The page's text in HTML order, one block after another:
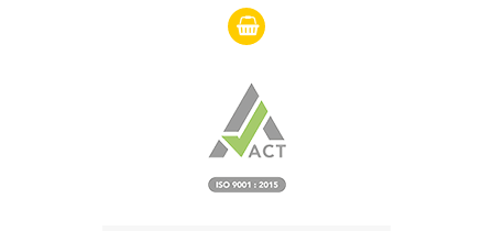
shopping-
basket